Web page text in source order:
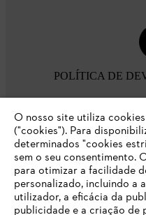
POLÍTICA DE
Opções
O nosso site utiliza
("cookies"). Para
determinados "cookies
sem o seu consentimento.
para otimizar a facilidade
personalizado, incluindo a
utilizador, a eficácia da
publicidade e a criação de